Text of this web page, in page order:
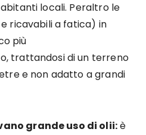
locali. Peraltro le
ricavabili a fatica) in
più
trattandosi di un terreno
e non adatto a grandi
grande uso di olii:è